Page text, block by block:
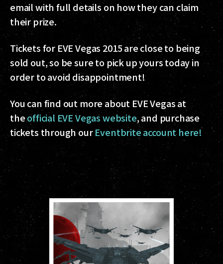
email with full details on how they can claim
their prize.
Tickets for EVE Vegas 2015 are close to being
sold out, so be sure to pick up yours today in
order to avoid disappointment!
You can find out more about EVE Vegas at
theofficial EVE Vegas website, and purchase
tickets through ourEventbrite account here!